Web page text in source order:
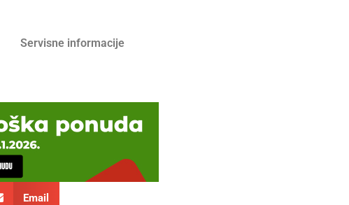
Servisne informacije
Email